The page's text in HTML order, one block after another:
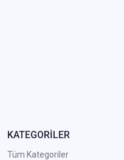
KATEGORİLER
Tüm Kategoriler